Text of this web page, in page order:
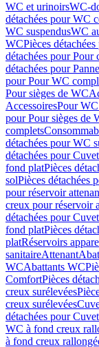
WC et urinoirsWC-
détachées pour WC
WC suspendusWC
WCPièces
détachées pour Pour
détachées pour
pour Pour WC
Pour sièges de WC
AccessoiresPour
pour Pour sièges de
complets
détachées pour WC
détachées pour
fond platPièces
solPièces détachées
pour réservoir
creux pour réservoir
détachées pour
fond platPièces
platRéservoirs
sanitaireAttenant
WCAbattants WC
ComfortPièces
creux surélevées
creux surélevées
détachées pour
WC à fond creux
à fond creux